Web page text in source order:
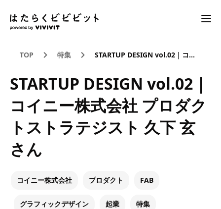
TOP 特集 STARTUP DESIGN vol.02｜コイニー株式会社 プロダクトストラテジスト 久下 玄さん
STARTUP DESIGN vol.02｜
コイニー株式会社 プロダク
トストラテジスト 久下 玄
さん
コイニー株式会社 プロダクト FAB
グラフィックデザイン 起業 特集